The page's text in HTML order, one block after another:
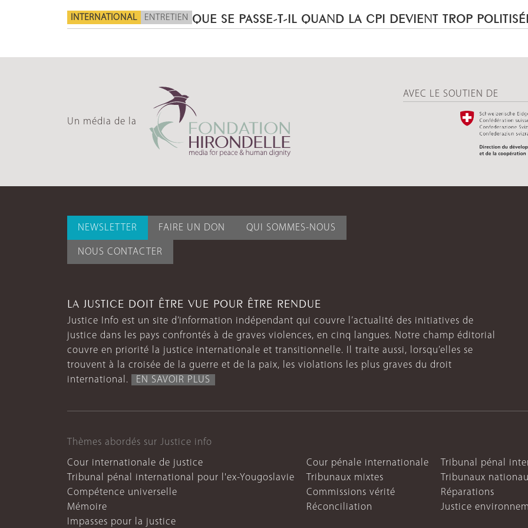
INTERNATIONAL ENTRETIEN QUE SE PASSE-T-IL QUAND LA CPI DEVIENT TROP
Un média de la
AVEC LE SOUTIEN DE
NEWSLETTER FAIRE UN DON QUI SOMMES-NOUS
NOUS CONTACTER
LA JUSTICE DOIT ÊTRE VUE POUR ÊTRE RENDUE
Justice Info est un site d’information indépendant qui couvre l’actualité des initiatives de
justice dans les pays confrontés à de graves violences, en cinq langues. Notre champ éditorial
couvre en priorité la justice internationale et transitionnelle. Il traite aussi, lorsqu’elles se
trouvent à la croisée de la guerre et de la paix, les violations les plus graves du droit
international.
EN SAVOIR PLUS
Thèmes abordés sur Justice info
Cour internationale de justice Cour pénale internationale
Tribunal pénal
Tribunal pénal international pour l'ex-Yougoslavie
Tribunaux mixtes
Tribunaux
Compétence universelle
Commissions vérité
Réparations
Mémoire
Réconciliation
Justice
Impasses pour la justice